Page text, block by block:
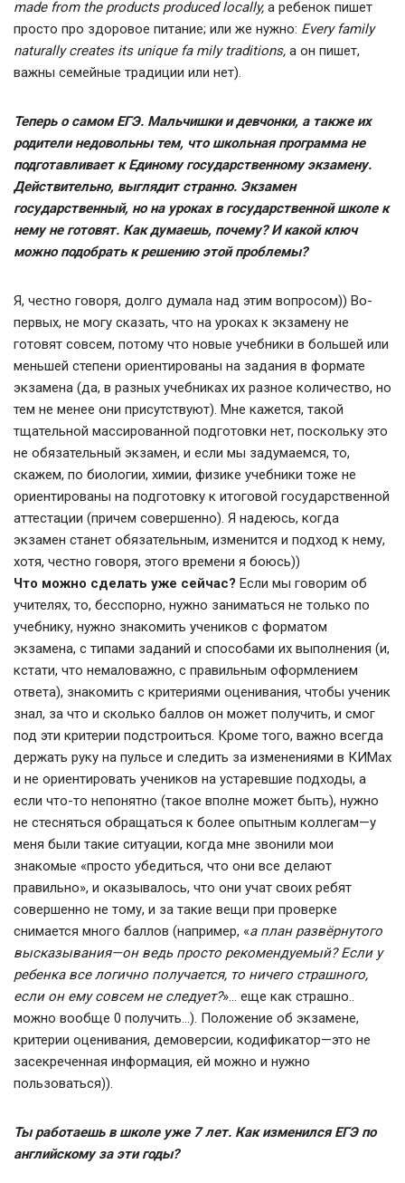
made from the products producedlocally, а ребенок пишет
просто про здоровое питание; или же нужно: Everyfamily
naturallycreates its unique fa mily traditions, а он пишет,
важны семейные традиции или нет).
Теперь о самом ЕГЭ. Мальчишки и девчонки, а также их
родители недовольны тем, что школьная программа не
подготавливает к Единому государственному экзамену.
Действительно, выглядит странно. Экзамен
государственный, но на уроках в государственной школе к
нему не готовят. Как думаешь, почему? И какой ключ
можно подобрать к решению этой проблемы?
Я, честно говоря, долго думала над этим вопросом)) Во-
первых, не могу сказать, что на уроках к экзамену не
готовят совсем, потому что новые учебники в большей или
меньшей степени ориентированы на задания в формате
экзамена (да, в разных учебниках их разное количество, но
тем не менее они присутствуют). Мне кажется, такой
тщательной массированной подготовки нет, поскольку это
не обязательный экзамен, и если мы задумаемся, то,
скажем, по биологии, химии, физике учебники тоже не
ориентированы на подготовку к итоговой государственной
аттестации (причем совершенно). Я надеюсь, когда
экзамен станет обязательным, изменится и подход к нему,
хотя, честно говоря, этого времени я боюсь))
Что можно сделать уже сейчас? Если мы говорим об
учителях, то, бесспорно, нужно заниматься не только по
учебнику, нужно знакомить учеников с форматом
экзамена, с типами заданий и способами их выполнения (и,
кстати, что немаловажно, с правильным оформлением
ответа), знакомить с критериями оценивания, чтобы ученик
знал, за что и сколько баллов он может получить, и смог
под эти критерии подстроиться. Кроме того, важно всегда
держать руку на пульсе и следить за изменениями в КИМах
и не ориентировать учеников на устаревшие подходы, а
если что-то непонятно (такое вполне может быть), нужно
не стесняться обращаться к более опытным коллегам—у
меня были такие ситуации, когда мне звонили мои
знакомые «просто убедиться, что они все делают
правильно», и оказывалось, что они учат своих ребят
совершенно не тому, и за такие вещи при проверке
снимается много баллов (например, «а план развёрнутого
высказывания—он ведь просто рекомендуемый? Если у
ребенка все логично получается, то ничего страшного,
если он ему совсем не следует?»… еще как страшно..
можно вообще 0 получить…). Положение об экзамене,
критерии оценивания, демоверсии, кодификатор—это не
засекреченная информация, ей можно и нужно
пользоваться)).
Ты работаешь в школе уже 7 лет. Как изменился ЕГЭ по
английскому за эти годы?